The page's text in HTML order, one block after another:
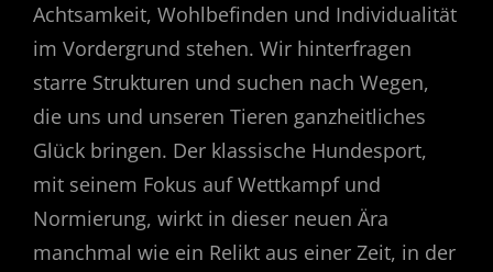
Achtsamkeit, Wohlbefinden und Individualität
im Vordergrund stehen. Wir hinterfragen
starre Strukturen und suchen nach Wegen,
die uns und unseren Tieren ganzheitliches
Glück bringen. Der klassische Hundesport,
mit seinem Fokus auf Wettkampf und
Normierung, wirkt in dieser neuen Ära
manchmal wie ein Relikt aus einer Zeit, in der